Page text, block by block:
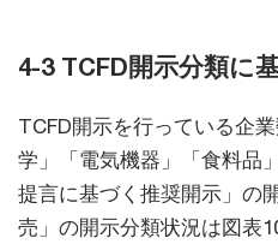
4-3 TCFD開示分類に
TCFD開示を行っている企
学」「電気機器」「食料品
提言に基づく推奨開示」の
売」の開示分類状況は図表